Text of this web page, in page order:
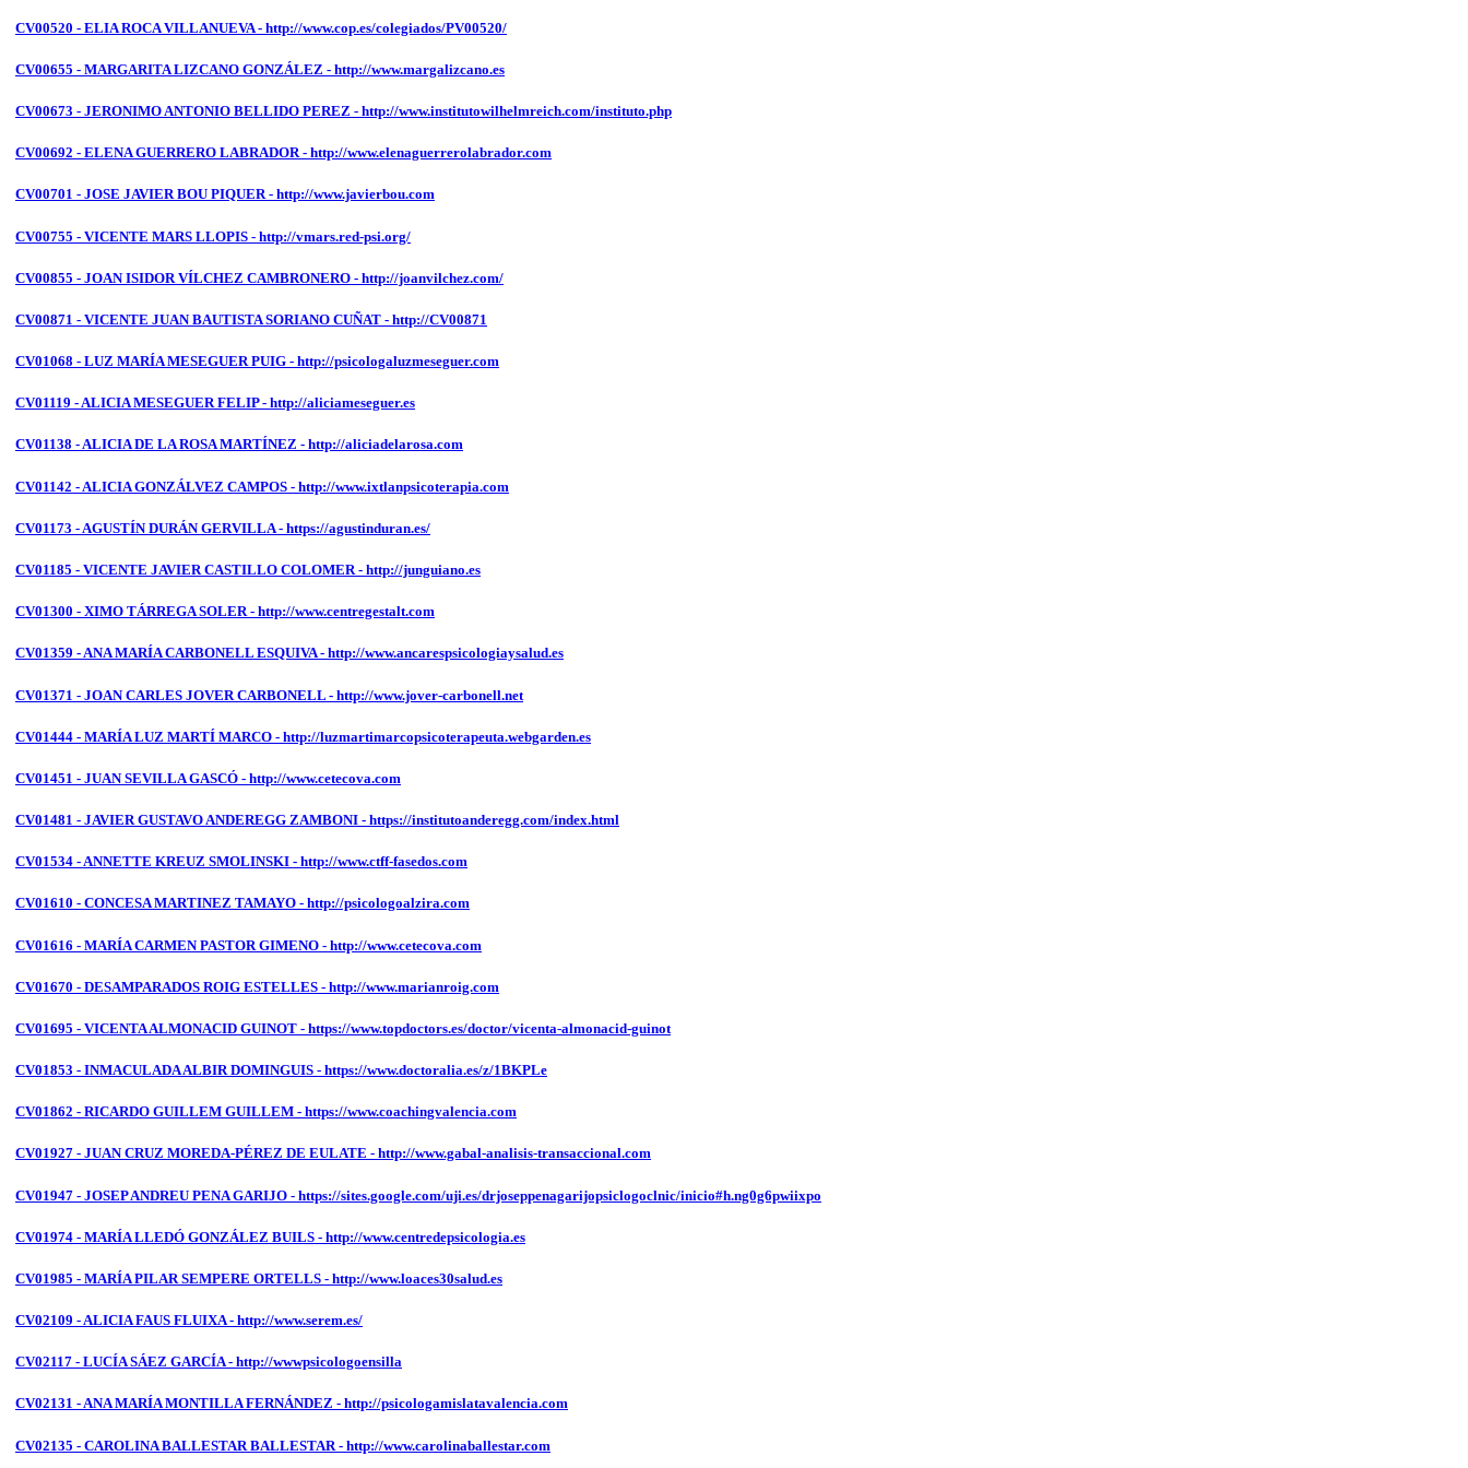
CV00520 - ELIA ROCA VILLANUEVA - http://www.cop.es/colegiados/PV00520/
CV00655 - MARGARITA LIZCANO GONZÁLEZ - http://www.margalizcano.es
CV00673 - JERONIMO ANTONIO BELLIDO PEREZ - http://www.institutowilhelmreich.com/instituto.php
CV00692 - ELENA GUERRERO LABRADOR - http://www.elenaguerrerolabrador.com
CV00701 - JOSE JAVIER BOU PIQUER - http://www.javierbou.com
CV00755 - VICENTE MARS LLOPIS - http://vmars.red-psi.org/
CV00855 - JOAN ISIDOR VÍLCHEZ CAMBRONERO - http://joanvilchez.com/
CV00871 - VICENTE JUAN BAUTISTA SORIANO CUÑAT - http://CV00871
CV01068 - LUZ MARÍA MESEGUER PUIG - http://psicologaluzmeseguer.com
CV01119 - ALICIA MESEGUER FELIP - http://aliciameseguer.es
CV01138 - ALICIA DE LA ROSA MARTÍNEZ - http://aliciadelarosa.com
CV01142 - ALICIA GONZÁLVEZ CAMPOS - http://www.ixtlanpsicoterapia.com
CV01173 - AGUSTÍN DURÁN GERVILLA - https://agustinduran.es/
CV01185 - VICENTE JAVIER CASTILLO COLOMER - http://junguiano.es
CV01300 - XIMO TÁRREGA SOLER - http://www.centregestalt.com
CV01359 - ANA MARÍA CARBONELL ESQUIVA - http://www.ancarespsicologiaysalud.es
CV01371 - JOAN CARLES JOVER CARBONELL - http://www.jover-carbonell.net
CV01444 - MARÍA LUZ MARTÍ MARCO - http://luzmartimarcopsicoterapeuta.webgarden.es
CV01451 - JUAN SEVILLA GASCÓ - http://www.cetecova.com
CV01481 - JAVIER GUSTAVO ANDEREGG ZAMBONI - https://institutoanderegg.com/index.html
CV01534 - ANNETTE KREUZ SMOLINSKI - http://www.ctff-fasedos.com
CV01610 - CONCESA MARTINEZ TAMAYO - http://psicologoalzira.com
CV01616 - MARÍA CARMEN PASTOR GIMENO - http://www.cetecova.com
CV01670 - DESAMPARADOS ROIG ESTELLES - http://www.marianroig.com
CV01695 - VICENTA ALMONACID GUINOT - https://www.topdoctors.es/doctor/vicenta-almonacid-guinot
CV01853 - INMACULADA ALBIR DOMINGUIS - https://www.doctoralia.es/z/1BKPLe
CV01862 - RICARDO GUILLEM GUILLEM - https://www.coachingvalencia.com
CV01927 - JUAN CRUZ MOREDA-PÉREZ DE EULATE - http://www.gabal-analisis-transaccional.com
CV01947 - JOSEP ANDREU PENA GARIJO - https://sites.google.com/uji.es/drjoseppenagarijopsiclogoclnic/inicio#h.ng0g6pwiixpo
CV01974 - MARÍA LLEDÓ GONZÁLEZ BUILS - http://www.centredepsicologia.es
CV01985 - MARÍA PILAR SEMPERE ORTELLS - http://www.loaces30salud.es
CV02109 - ALICIA FAUS FLUIXA - http://www.serem.es/
CV02117 - LUCÍA SÁEZ GARCÍA - http://wwwpsicologoensilla
CV02131 - ANA MARÍA MONTILLA FERNÁNDEZ - http://psicologamislatavalencia.com
CV02135 - CAROLINA BALLESTAR BALLESTAR - http://www.carolinaballestar.com